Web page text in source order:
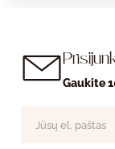
Gaukite